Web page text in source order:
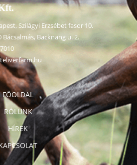
FŐOLDAL
RÓLUNK
HÍREK
Szilágyi Erzsébet fasor 10.
Bácsalmás, Backnang u. 2.